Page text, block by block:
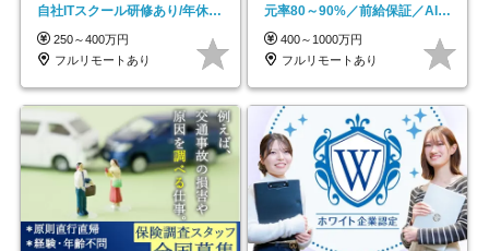
自社ITスクール研修あり/年休
130日
250～400万円
フルリモートあり
元率80～90%／前給保証／AI系
など最先端案件多数
400～1000万円
フルリモートあり